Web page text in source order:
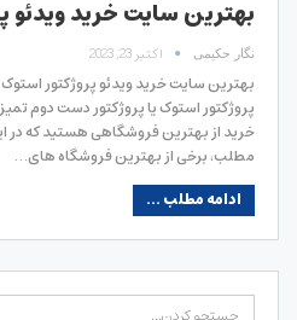
بهترین سایت خرید ویدئو
نگار حکیمی اکتبر 23, 2023
بهترین سایت خرید ویدئو پروژکتور
پروژکتور استوک یا پروژکتور دست دوم تمیز
خرید از بهترین فروشگاهی هستید که در
مطلب، برخی از بهترین فروشگاه های…
ادامه مطلب ...